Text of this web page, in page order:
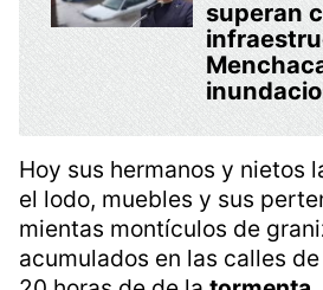
TE PODRÍA INTERESAR
ESTADO
“Lluvias
superan